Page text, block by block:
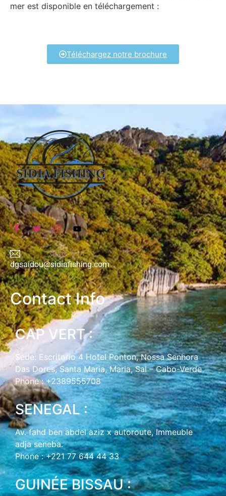
mer est disponible en téléchargement :
Téléchargez notre brochure
dgsaidou@sidiafishing.com
Contact Info
CAP VERT :
Sede: Escritorio 4 Hotel Ponton, Nossa Senhora
Das Dores, Santa Maria, Maria, Sal – Cabo-Verde
Phone : +2389555708
SENEGAL :
Av. fahd ben abdel aziz x autoroute, Immeuble
adja seneba.
Phone : +221 77 644 44 33
GUINÉE BISSAU :